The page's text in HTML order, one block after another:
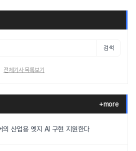
검색
전체기사 목록보기
+more
의 산업용 엣지 AI 구현 지원한다